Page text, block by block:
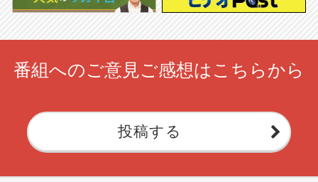
番組へのご意見ご感想はこちらから
投稿する